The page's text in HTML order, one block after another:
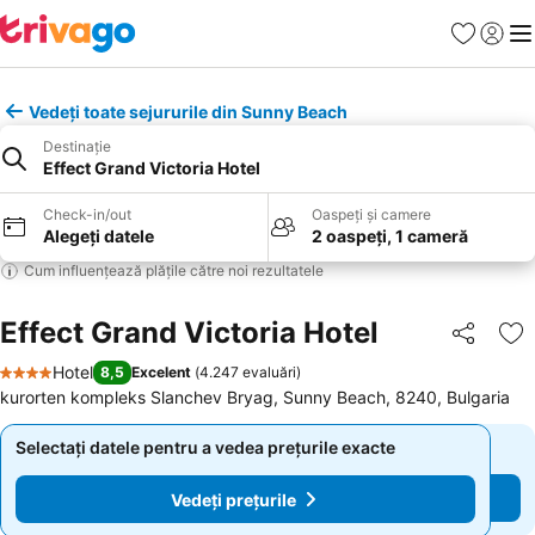
Favorite
Vedeți toate sejururile din Sunny Beach
Destinație
Effect Grand Victoria Hotel
Check-in/out
Alegeți datele
Oaspeți și camere
2 oaspeți, 1 cameră
Cum influențează plățile către noi rezultatele
Effect Grand Victoria Hotel Distribuiți
4 Stele
Hotel 8,5 Excelent (4.247 evaluări)
kurorten kompleks Slanchev Bryag, Sunny Beach, 8240, Bulgaria
Selectați datele pentru a vedea prețurile exacte
Vedeți prețurile
Selectați datele pentru a vedea prețurile exacte
Vedeți prețurile